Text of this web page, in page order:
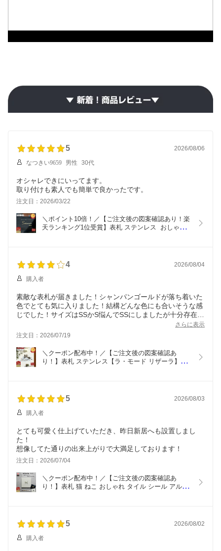
5 2026/08/06
なつきい9659 男性 30代
オシャレできにいってます。
注文日：2026/03/22
＼ポイント10倍！／【ご注文後の図案確認あり！楽
天ランキング1位受賞】表札 ステンレス  おしゃれ
4 2026/08/04
購入者
素敵な表札が届きました！シャンパンゴールドが落ち着いた
色でとても気に入りました！結構どんな色にも合いそうな感
じでした！サイズはSSかS悩んでSSにしましたが十分存在感
さらに表示
注文日：2026/07/19
＼クーポン配布中！／【ご注文後の図案確認あ
り！】表札 ステンレス【ラ・モード リザーラ】
5 2026/08/03
購入者
とても可愛く仕上げていただき、昨日新居へも設置しまし
た！
想像してた通りの出来上がりで大満足しております！
注文日：2026/07/04
＼クーポン配布中！／【ご注文後の図案確認あ
り！】表札 猫 ねこ おしゃれ タイル シール アルミ
5 2026/08/02
購入者